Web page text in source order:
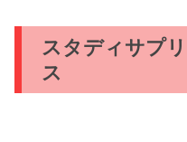
スタディサプ
ス